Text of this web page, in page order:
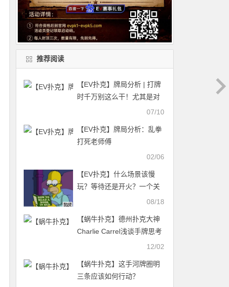
推荐阅读
【EV扑克】牌局分析 | 打牌
时千万别这么干！尤其是对
07/10
【EV扑克】牌局分析：乱拳
打死老师傅
02/06
【EV扑克】什么场景该慢
玩？等待还是开火？一个关
08/18
【蜗牛扑克】德州扑克大神
Charlie Carrel浅谈手牌思考
12/02
【蜗牛扑克】这手河牌圈明
三条应该如何行动？